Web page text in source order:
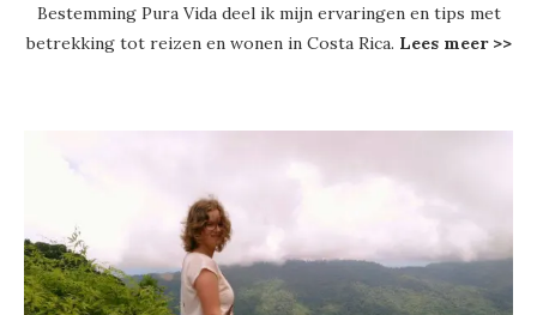
Bestemming Pura Vida deel ik mijn ervaringen en tips met
betrekking tot reizen en wonen in Costa Rica. Lees meer >>